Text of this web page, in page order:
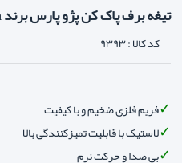
تیغه برف پاک کن پژو پارس برند Hella ویتنام چپ و راست
کد کالا :۹۳۹۳
فریم فلزی ضخیم و با کیفیت
لاستیک با قابلیت تمیزکنندگی بالا
بی صدا و حرکت نرم